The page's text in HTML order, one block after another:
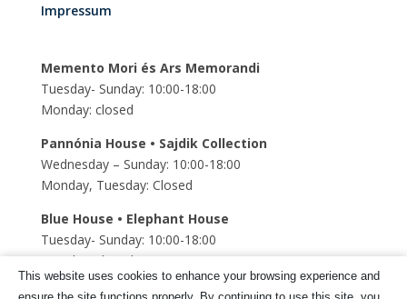
Impressum
Memento Mori és Ars Memorandi
Tuesday- Sunday: 10:00-18:00
Monday: closed
Pannónia House • Sajdik Collection
Wednesday – Sunday: 10:00-18:00
Monday, Tuesday: Closed
Blue House • Elephant House
Tuesday- Sunday: 10:00-18:00
Monday: closed
Szent Mihály Underground church
This website uses cookies to enhance your browsing experience and